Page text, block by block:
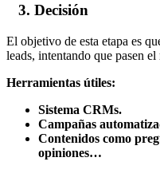
3. Decisión
El objetivo de esta etapa es
leads, intentando que pasen
Herramientas útiles:
Sistema CRMs.
Campañas
Contenidos como
opiniones…